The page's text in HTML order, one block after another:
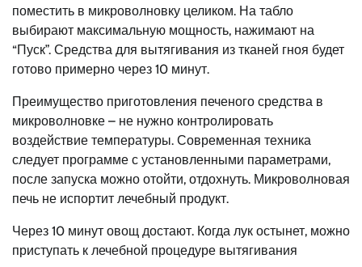
поместить в микроволновку целиком. На табло
выбирают максимальную мощность, нажимают на
“Пуск”. Средства для вытягивания из тканей гноя будет
готово примерно через 10 минут.
Преимущество приготовления печеного средства в
микроволновке – не нужно контролировать
воздействие температуры. Современная техника
следует программе с установленными параметрами,
после запуска можно отойти, отдохнуть. Микроволновая
печь не испортит лечебный продукт.
Через 10 минут овощ достают. Когда лук остынет, можно
приступать к лечебной процедуре вытягивания